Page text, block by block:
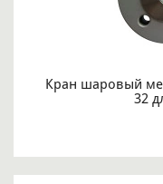
Кран шаровый
32